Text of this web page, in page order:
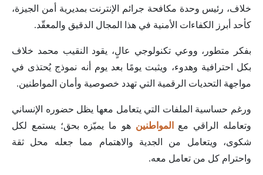
خلاف، رئيس وحدة مكافحة جرائم الإنترنت بمديرية أمن الجيزة،
كأحد أبرز الكفاءات الأمنية في هذا المجال الدقيق والمعقّد.
بفكر متطور، ووعي تكنولوجي عالٍ، يقود النقيب محمد خلاف
بكل احترافية وهدوء، ويثبت يومًا بعد يوم أنه نموذج يُحتذى في
مواجهة التحديات الرقمية التي تهدد خصوصية وأمان المواطنين.
ورغم حساسية الملفات التي يتعامل معها يظل حضوره الإنساني
وتعامله الراقي مع
المواطنين هو ما يميّزه بحق؛ يستمع لكل
شكوى، ويتعامل من الجدية والاهتمام مما جعله محل ثقة
واحترام كل من تعامل معه.